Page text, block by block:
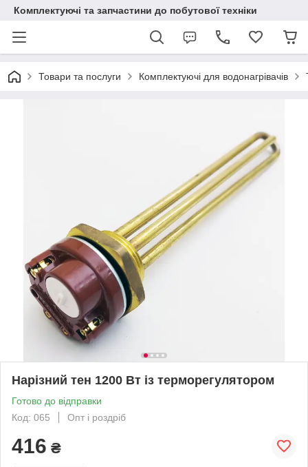
Комплектуючі та запчастини до побутової техніки
Товари та послуги Комплектуючі для водонагрівачів
Нарізний тен 1200 Вт із терморегулятором
Готово до відправки
Код: 065
Опт і роздріб
416 ₴